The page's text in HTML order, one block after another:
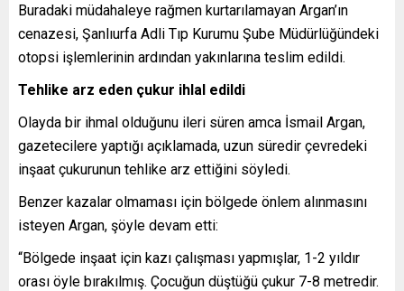
Buradaki müdahaleye rağmen kurtarılamayan Argan’ın
cenazesi, Şanlıurfa Adli Tıp Kurumu Şube Müdürlüğündeki
otopsi işlemlerinin ardından yakınlarına teslim edildi.
Tehlike arz eden çukur ihlal edildi
Olayda bir ihmal olduğunu ileri süren amca İsmail Argan,
gazetecilere yaptığı açıklamada, uzun süredir çevredeki
inşaat çukurunun tehlike arz ettiğini söyledi.
Benzer kazalar olmaması için bölgede önlem alınmasını
isteyen Argan, şöyle devam etti:
“Bölgede inşaat için kazı çalışması yapmışlar, 1-2 yıldır
orası öyle bırakılmış. Çocuğun düştüğü çukur 7-8 metredir.